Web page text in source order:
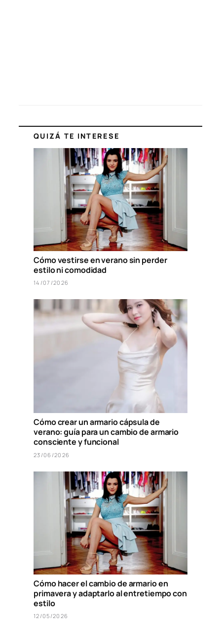
QUIZÁ TE INTERESE
Cómo vestirse en verano sin perder
estilo ni comodidad
14/07/2026
Cómo crear un armario cápsula de
verano: guía para un cambio de armario
consciente y funcional
23/06/2026
Cómo hacer el cambio de armario en
primavera y adaptarlo al entretiempo con
estilo
12/05/2026